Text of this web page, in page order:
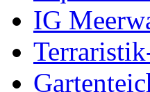
IG